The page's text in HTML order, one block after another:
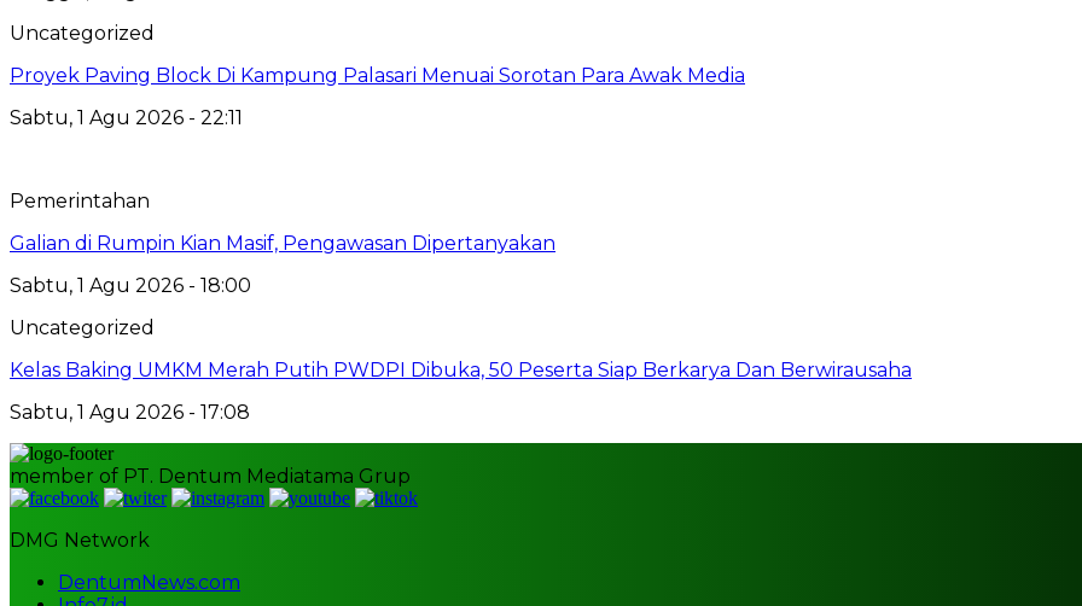
Uncategorized
Proyek Paving Block Di Kampung Palasari Menuai Sorotan Para Awak Media
Sabtu, 1 Agu 2026 - 22:11
Pemerintahan
Galian di Rumpin Kian Masif, Pengawasan Dipertanyakan
Sabtu, 1 Agu 2026 - 18:00
Uncategorized
Kelas Baking UMKM Merah Putih PWDPI Dibuka, 50 Peserta Siap Berkarya Dan Berwirausaha
Sabtu, 1 Agu 2026 - 17:08
member of PT. Dentum Mediatama Grup
DMG Network
DentumNews.com